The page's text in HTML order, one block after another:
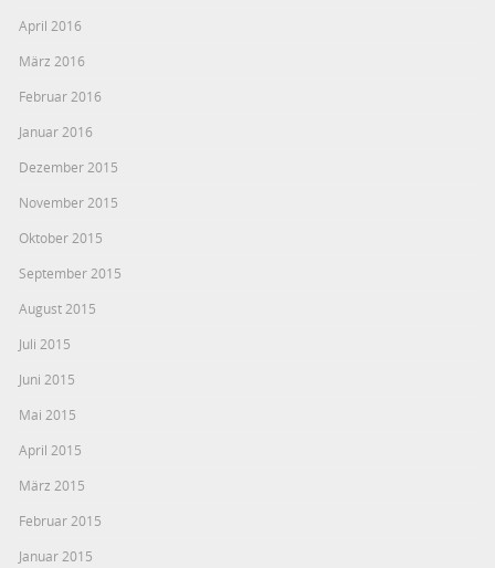
April 2016
März 2016
Februar 2016
Januar 2016
Dezember 2015
November 2015
Oktober 2015
September 2015
August 2015
Juli 2015
Juni 2015
Mai 2015
April 2015
März 2015
Februar 2015
Januar 2015